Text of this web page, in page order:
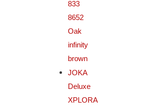
833
8652
Oak
infinity
brown
JOKA
Deluxe
XPLORA